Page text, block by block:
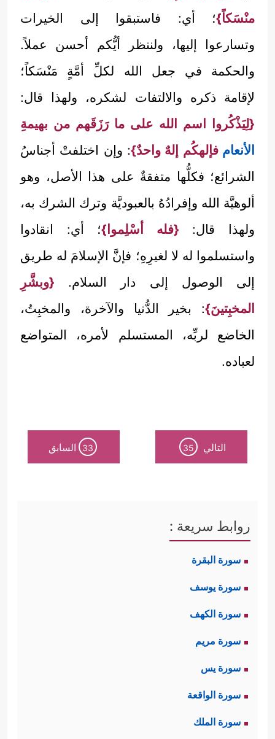
منْسَكاً}؛ أي: فاستبقوا إلى الخيرات
وتسارعوا إليها، ولننظر أيُّكم أحسن عملاً.
والحكمة في جعل الله لكلِّ أمَّةٍ مَنْسَكاً؛
لإقامة ذكره والالتفات لشكره، ولهذا قال:
{لِيَذْكُروا اسم الله على ما رَزَقَهم من بهيمةِ
الأنعام فإلهكُم إلهٌ واحدٌ}: وإن اختلفتْ أجناسُ
الشرائع؛ فكلُّها متفقةٌ على هذا الأصل، وهو
ألوهيَّة الله وإفرادُهُ بالعبوديَّة وترك الشرك به،
ولهذا قال: {فله أسْلِموا}؛ أي: انقادوا
واستسلموا له لا لغيرِهِ؛ فإنَّ الإسلامَ له طريق
إلى الوصول إلى دار السلام. {وبشَّرِ
المخبِتينَ}: بخير الدُّنيا والآخرة، والمخبِتُ،
الخاضع لربِّه، المستسلم لأمره، المتواضع
لعباده.
التالي 35
33 السابق
روابط سريعة :
سورة البقرة
سورة يوسف
سورة الكهف
سورة مريم
سورة يس
سورة الواقعة
سورة الملك